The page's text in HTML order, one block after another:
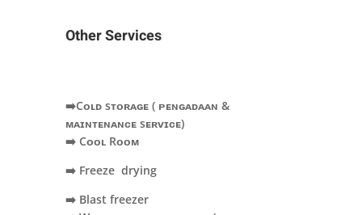
Other Services
➡️Cᴏʟᴅ sᴛᴏʀᴀɢᴇ ( ᴘᴇɴɢᴀᴅᴀᴀɴ &
ᴍᴀɪɴᴛᴇɴᴀɴᴄᴇ sᴇʀᴠɪᴄᴇ)
➡️ Cᴏᴏʟ Rᴏᴏᴍ
➡️ Freeze drying
➡️ Blast freezer